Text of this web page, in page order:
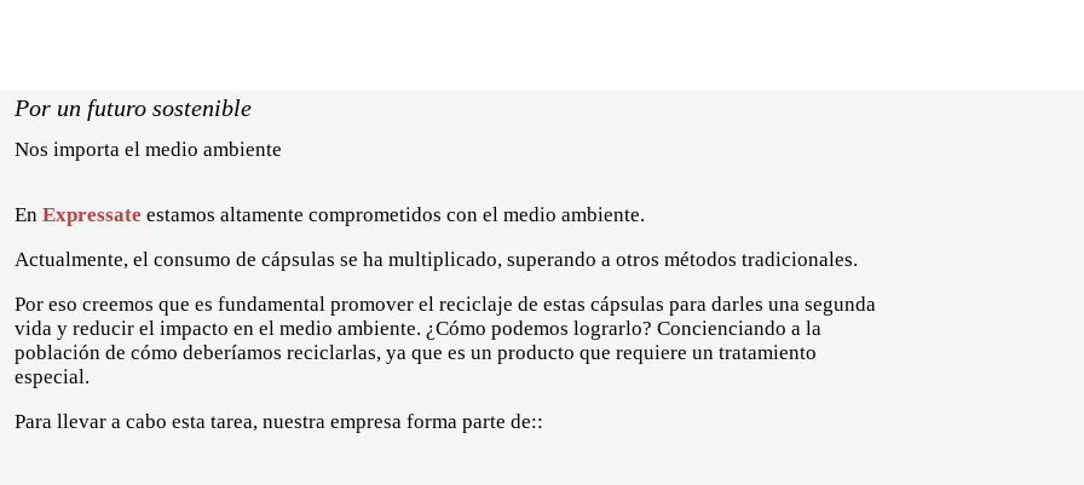
Por un futuro sostenible
Nos importa el medio ambiente
En Expressate estamos altamente comprometidos con el medio ambiente.
Actualmente, el consumo de cápsulas se ha multiplicado, superando a otros métodos tradicionales.
Por eso creemos que es fundamental promover el reciclaje de estas cápsulas para darles una segunda
vida y reducir el impacto en el medio ambiente. ¿Cómo podemos lograrlo? Concienciando a la
población de cómo deberíamos reciclarlas, ya que es un producto que requiere un tratamiento
especial.
Para llevar a cabo esta tarea, nuestra empresa forma parte de::